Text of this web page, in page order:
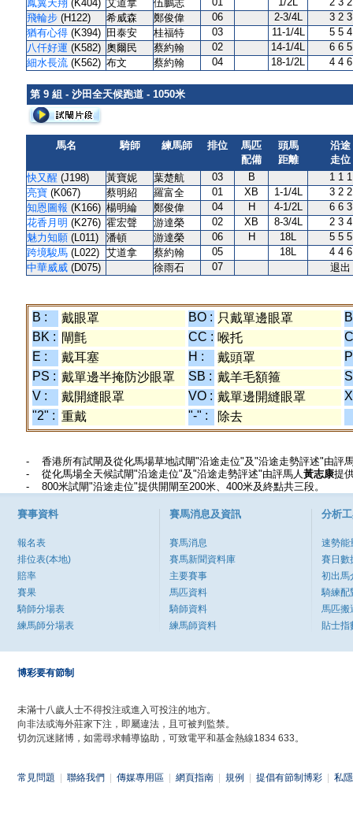
鳳翼天翔 (K404) 艾道拿 伍鵬志
飛輪步 (H122) 希威森 鄭俊偉 06 2-3/4L
3 2 3
猶有心得 (K394) 田泰安 桂福特 03 11-1/4L
5 5 4
八仟好運 (K582) 奧爾民 蔡約翰 02 14-1/4L
6 6 5
細水長流 (K562) 布文 蔡約翰 04 18-1/2L 4 4 6
第 9 組 - 沙田全天候跑道 - 1050米
馬名 騎師 練馬師 排位
馬匹
配備
頭馬
距離
沿途
走位
快又醒 (J198) 黃寶妮 葉楚航 03 B
1 1 1
亮寶 (K067) 蔡明紹 羅富全 01 XB 1-1/4L
3 2 2
知恩圖報 (K166) 楊明綸 鄭俊偉 04 H 4-1/2L
6 6 3
花香月明 (K276) 霍宏聲 游達榮 02 XB 8-3/4L
2 3 4
魅力知願 (L011) 潘頓 游達榮 06 H 18L
5 5 5
跨境駿馬 (L022) 艾道拿 蔡約翰 05 18L
4 4 6
中華威威 (D075) 徐雨石 07 退出
B : 戴眼罩 BO : 只戴單邊眼罩
BK : 閘氈 CC : 喉托
E :
戴耳塞 H : 戴頭罩
PS : 戴單邊半掩防沙眼罩 SB : 戴羊毛額箍
V :
戴開縫眼罩 VO : 戴單邊開縫眼罩
"2" : 重戴 "-" : 除去
香港所有試閘及從化馬場草地試閘"沿途走位"及"沿途走勢評述"由評
從化馬場全天候試閘"沿途走位"及"沿途走勢評述"由評馬人黃志康提
800米試閘"沿途走位"提供開閘至200米、400米及終點共三段。
賽事資料
報名表
排位表(本地)
賠率
賽果
騎師分場表
練馬師分場表
賽馬消息及資訊
賽馬消息
賽馬新聞資料庫
主要賽事
馬匹資料
騎師資料
練馬師資料
分析
速勢能
賽日數
初出馬
騎練配
馬匹搬
貼士指
博彩要有節制
未滿十八歲人士不得投注或進入可投注的地方。
向非法或海外莊家下注，即屬違法，且可被判監禁。
切勿沉迷賭博，如需尋求輔導協助，可致電平和基金熱線1834 633。
常見問題 聯絡我們 傳媒專用區 網頁指南 規例 提倡有節制博彩 私